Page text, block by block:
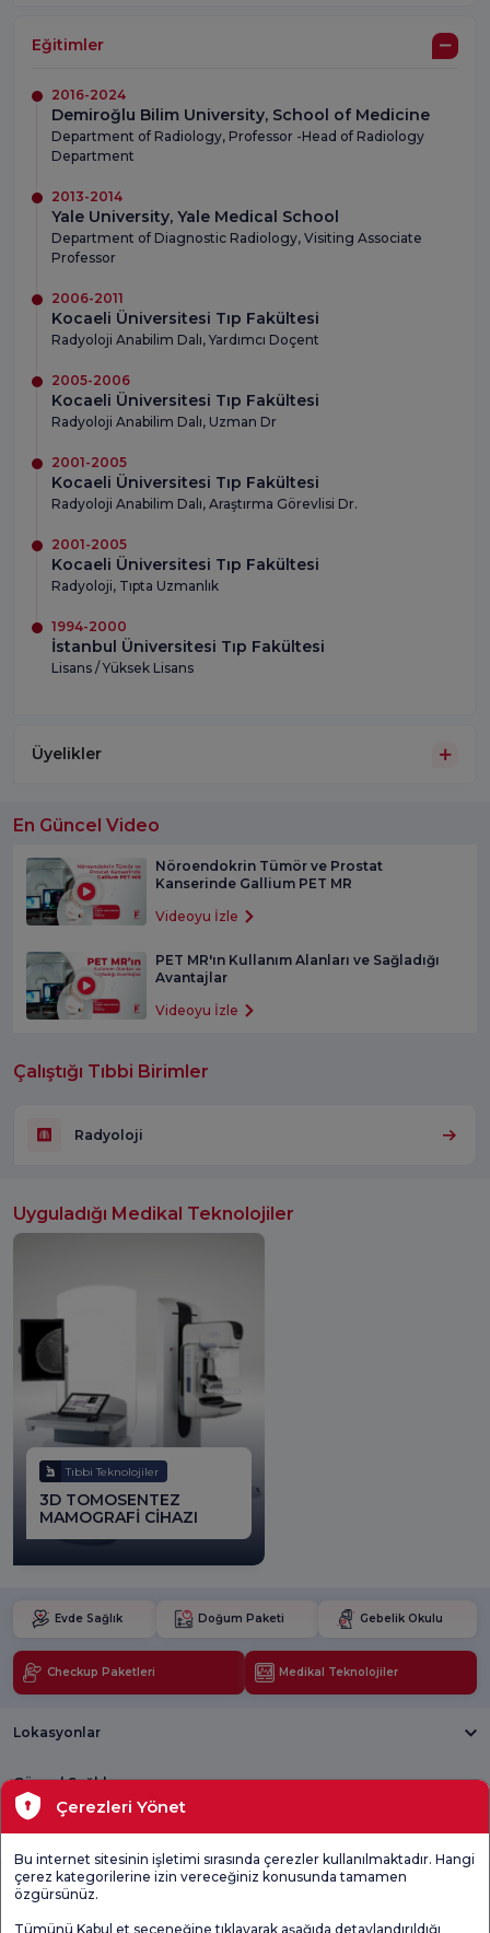
Eğitimler
2016-2024
Demiroğlu Bilim University, School of Medicine
Department of Radiology, Professor -Head of Radiology
Department
2013-2014
Yale University, Yale Medical School
Department of Diagnostic Radiology, Visiting Associate
Professor
2006-2011
Kocaeli Üniversitesi Tıp Fakültesi
Radyoloji Anabilim Dalı, Yardımcı Doçent
2005-2006
Kocaeli Üniversitesi Tıp Fakültesi
Radyoloji Anabilim Dalı, Uzman Dr
2001-2005
Kocaeli Üniversitesi Tıp Fakültesi
Radyoloji Anabilim Dalı, Araştırma Görevlisi Dr.
2001-2005
Kocaeli Üniversitesi Tıp Fakültesi
Radyoloji, Tıpta Uzmanlık
1994-2000
İstanbul Üniversitesi Tıp Fakültesi
Lisans / Yüksek Lisans
Üyelikler
En Güncel Video
Nöroendokrin Tümör ve Prostat
Kanserinde Gallium PET MR
Videoyu İzle
PET MR'ın Kullanım Alanları ve Sağladığı
Avantajlar
Videoyu İzle
Çalıştığı Tıbbi Birimler
Radyoloji
Uyguladığı Medikal Teknolojiler
Tıbbi Teknolojiler
3D TOMOSENTEZ
MAMOGRAFİ CİHAZI
Evde Sağlık Doğum Paketi Gebelik Okulu
Checkup Paketleri Medikal Teknolojiler
Lokasyonlar
Güncel Sağlık
Tıbbi Birimler
Genel
Çerezleri Yönet
Bu internet sitesinin işletimi sırasında çerezler kullanılmaktadır. Hangi
çerez kategorilerine izin vereceğiniz konusunda tamamen
özgürsünüz.
Tümünü Kabul et seçeneğine tıklayarak aşağıda detaylandırıldığı